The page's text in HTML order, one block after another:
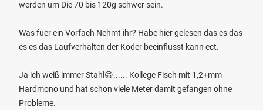
werden um Die 70 bis 120g schwer sein.
Was fuer ein Vorfach Nehmt ihr? Habe hier gelesen das es das
es es das Laufverhalten der Köder beeinflusst kann ect.
Ja ich weiß immer Stahl😁...... Kollege Fisch mit 1,2+mm
Hardmono und hat schon viele Meter damit gefangen ohne
Probleme.